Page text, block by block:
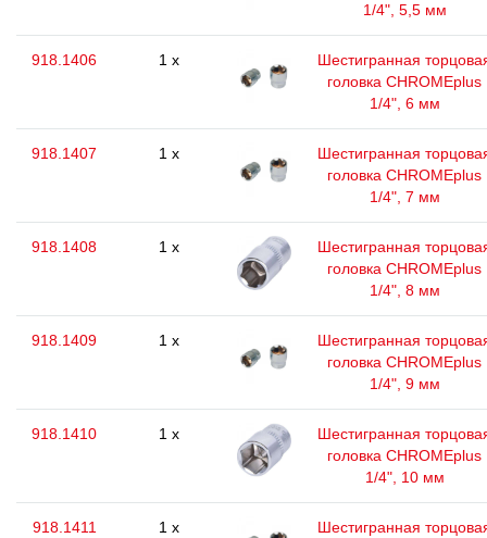
1/4", 5,5 мм
918.1406 1 x
Шестигранная
головка CHROMEplus
1/4", 6 мм
918.1407 1 x
Шестигранная
головка CHROMEplus
1/4", 7 мм
918.1408 1 x
Шестигранная
головка CHROMEplus
1/4", 8 мм
918.1409 1 x
Шестигранная
головка CHROMEplus
1/4", 9 мм
918.1410 1 x
Шестигранная
головка CHROMEplus
1/4", 10 мм
918.1411 1 x
Шестигранная